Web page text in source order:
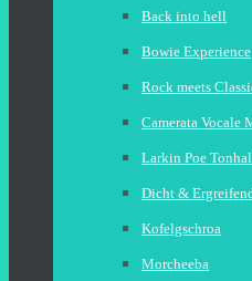
Back into hell
Bowie Experience
Rock meets
Camerata Vocale
Larkin Poe
Dicht &
Kofelgschroa
Morcheeba